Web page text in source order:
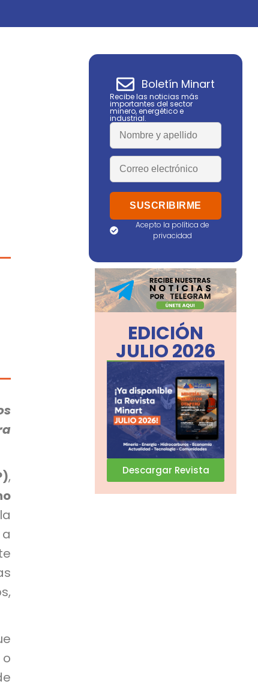
,
Boletín Minart
Recibe las noticias más
importantes del sector
minero, energético e
industrial.
Acepto la política de
privacidad
EDICIÓN
JULIO 2026
Descargar Revista